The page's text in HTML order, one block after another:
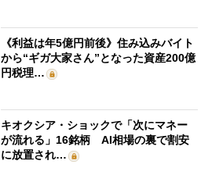
《利益は年5億円前後》住み込みバイト
から“ギガ大家さん”となった資産200億
円税理…
キオクシア・ショックで「次にマネー
が流れる」16銘柄 AI相場の裏で割安
に放置され…